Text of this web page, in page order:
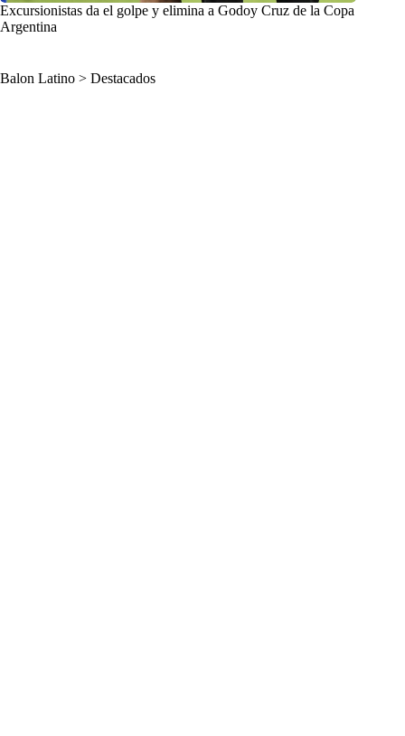
Excursionistas da el golpe y elimina a Godoy Cruz de la Copa
Argentina
Balon Latino > Destacados